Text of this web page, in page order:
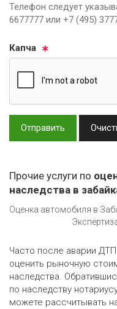
Телефон следует
6677777 или +7 (495)
Кап­ча
Отправить
Прочие услуги по
наследства в
Оценка автомобиля в
Часто после аварии
оценить рыночную
наследства.
по наследству
можете рассчитывать